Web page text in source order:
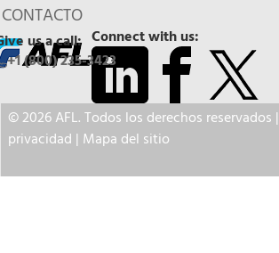
CONTACTO
Connect with us:
us a call:
+1 (800) 235-3423
© 2026 AFL. Todos los derechos reservados |
privacidad | Mapa del sitio